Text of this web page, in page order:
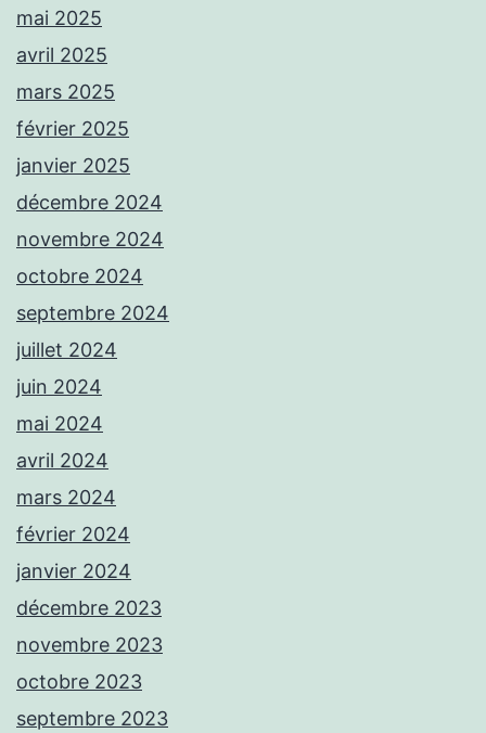
mai 2025
avril 2025
mars 2025
février 2025
janvier 2025
décembre 2024
novembre 2024
octobre 2024
septembre 2024
juillet 2024
juin 2024
mai 2024
avril 2024
mars 2024
février 2024
janvier 2024
décembre 2023
novembre 2023
octobre 2023
septembre 2023